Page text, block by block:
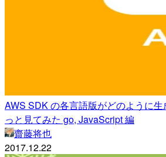
AWS SDK の各言語版がどのように
っと見てみた go, JavaScript 編
齋藤将也
2017.12.22